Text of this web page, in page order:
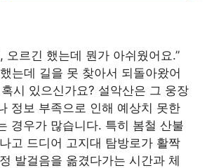
오르긴 했는데 뭔가 아쉬웠어요.”
는데 길을 못 찾아서 되돌아왔어
시 있으신가요? 설악산은 그 웅장
정보 부족으로 인해 예상치 못한
경우가 많습니다. 특히 봄철 산불
고 드디어 고지대 탐방로가 활짝
발걸음을 옮겼다가는 시간과 체